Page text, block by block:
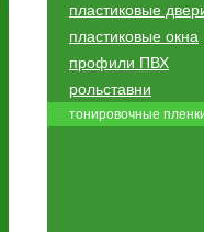
пластиковые
пластиковые окна
профили ПВХ
рольставни
тонировочные